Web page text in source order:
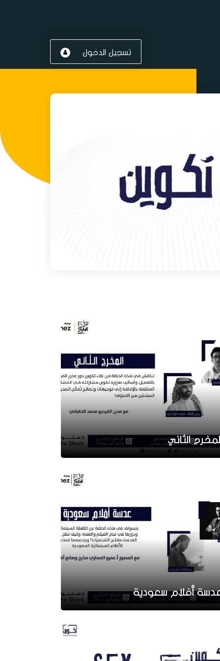
تسجيل الدخول
الثاني
أفلام سعودية